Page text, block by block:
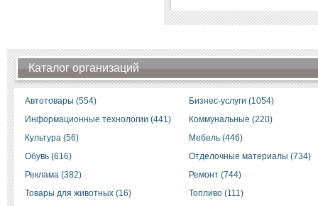
Каталог организаций
Автотовары (554)
Бизнес-услуги (1054)
Информационные технологии (441)
Коммунальные (220)
Культура (56)
Мебель (446)
Обувь (616)
Отделочные материалы (734)
Реклама (382)
Ремонт (744)
Товары для животных (16)
Топливо (111)